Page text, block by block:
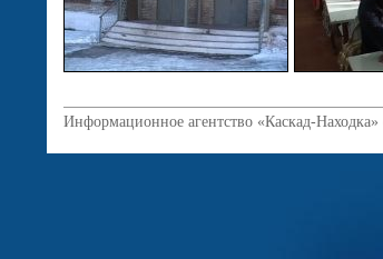
Информационное агентство «Каскад-